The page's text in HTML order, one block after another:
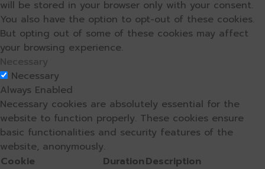
will be stored in your browser only with your consent.
You also have the option to opt-out of these cookies.
But opting out of some of these cookies may affect
your browsing experience.
Necessary
Necessary
Always Enabled
Necessary cookies are absolutely essential for the
website to function properly. These cookies ensure
basic functionalities and security features of the
website, anonymously.
Cookie
DurationDescription